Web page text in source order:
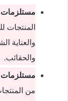
مستلزمات
المنتجات
والعناية
والحقائب.
مستلزمات
من